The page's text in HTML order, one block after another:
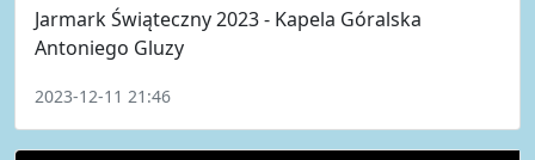
Jarmark Świąteczny 2023 - Kapela Góralska
Antoniego Gluzy
2023-12-11 21:46